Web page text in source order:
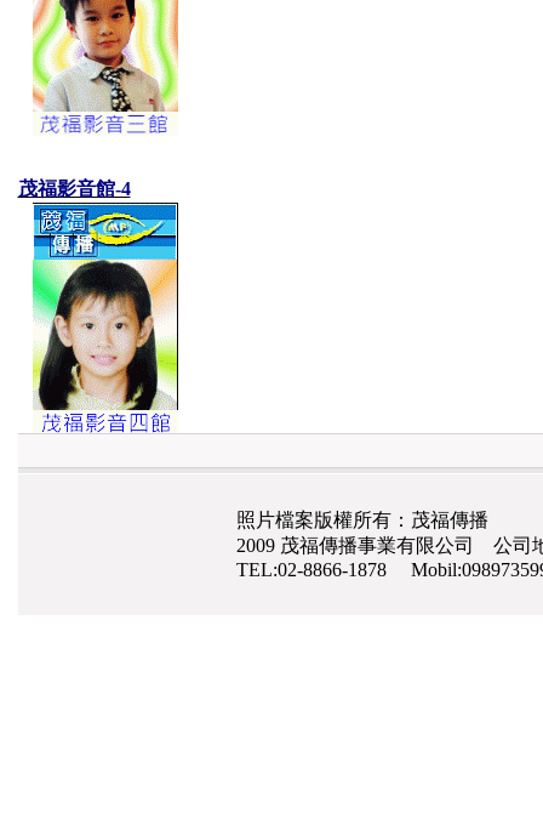
茂福影音館-4
照片檔案版權所有：茂福傳播
2009 茂福傳播事業有限公司 公司
TEL:02-8866-1878